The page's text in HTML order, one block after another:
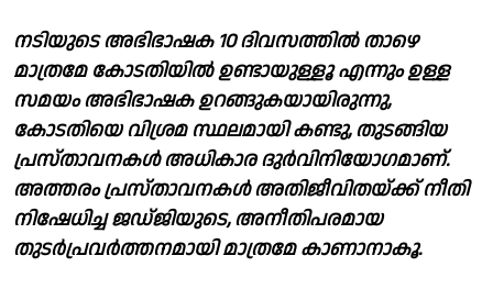
നടിയുടെ അഭിഭാഷക 10 ദിവസത്തിൽ താഴെ
മാത്രമേ കോടതിയിൽ ഉണ്ടായുള്ളൂ എന്നും ഉള്ള
സമയം അഭിഭാഷക ഉറങ്ങുകയായിരുന്നു,
കോടതിയെ വിശ്രമ സ്ഥലമായി കണ്ടു, തുടങ്ങിയ
പ്രസ്‌താവനകൾ അധികാര ദുർവിനിയോഗമാണ്.
അത്തരം പ്രസ്‌താവനകൾ അതിജീവിതയ്ക്ക് നീതി
നിഷേധിച്ച ജഡ്‌ജിയുടെ, അനീതിപരമായ
തുടർപ്രവർത്തനമായി മാത്രമേ കാണാനാകൂ.